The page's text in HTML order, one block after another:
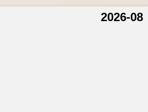
2026-08